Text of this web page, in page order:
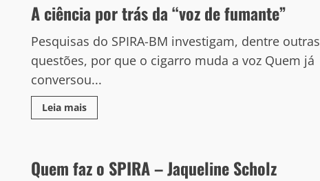
A ciência por trás da “voz de fumante”
Pesquisas do SPIRA-BM investigam, dentre outras
questões, por que o cigarro muda a voz Quem já
conversou...
Leia mais
Quem faz o SPIRA – Jaqueline Scholz